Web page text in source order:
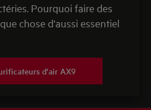
Pourquoi faire des
chose d'aussi essentiel
d'air AX9